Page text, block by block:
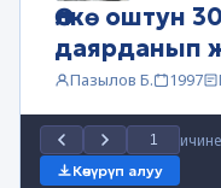
Өлкө оштун
даярданып
Пазылов Б. 1997
Көчүрүп алуу